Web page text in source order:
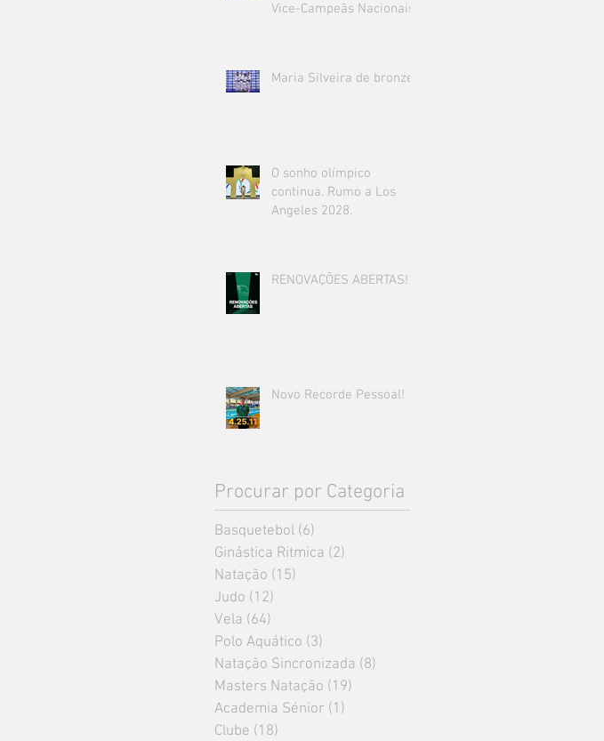
Vice-Campeãs Nacionais!
Maria Silveira de bronze!
O sonho olímpico
continua. Rumo a Los
Angeles 2028.
RENOVAÇÕES ABERTAS!
Novo Recorde Pessoal!
Procurar por Categoria
Basquetebol (6)
Ginástica Ritmica (2)
Natação (15)
Judo (12)
Vela (64)
Polo Aquático (3)
Natação Sincronizada (8)
Masters Natação (19)
Academia Sénior (1)
Clube (18)